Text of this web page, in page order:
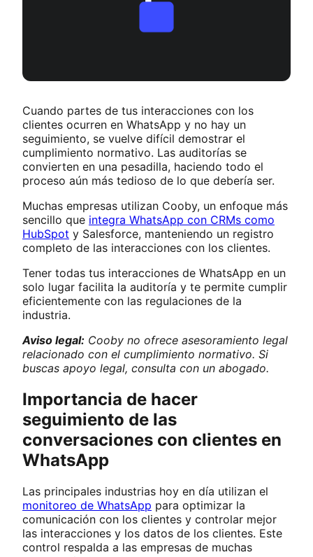
Cuando partes de tus interacciones con los
clientes ocurren en WhatsApp y no hay un
seguimiento, se vuelve difícil demostrar el
cumplimiento normativo. Las auditorías se
convierten en una pesadilla, haciendo todo el
proceso aún más tedioso de lo que debería ser.
Muchas empresas utilizan Cooby, un enfoque más
sencillo que integra WhatsApp con CRMs como
HubSpot y Salesforce, manteniendo un registro
completo de las interacciones con los clientes.
Tener todas tus interacciones de WhatsApp en un
solo lugar facilita la auditoría y te permite cumplir
eficientemente con las regulaciones de la
industria.
Aviso legal: Cooby no ofrece asesoramiento legal
relacionado con el cumplimiento normativo. Si
buscas apoyo legal, consulta con un abogado.
Importancia de hacer
seguimiento de las
conversaciones con clientes en
WhatsApp
Las principales industrias hoy en día utilizan el
monitoreo de WhatsApp para optimizar la
comunicación con los clientes y controlar mejor
las interacciones y los datos de los clientes. Este
control respalda a las empresas de muchas